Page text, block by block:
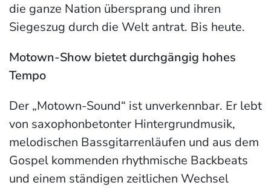
die ganze Nation übersprang und ihren
Siegeszug durch die Welt antrat. Bis heute.
Motown-Show bietet durchgängig hohes
Tempo
Der „Motown-Sound“ ist unverkennbar. Er lebt
von saxophonbetonter Hintergrundmusik,
melodischen Bassgitarrenläufen und aus dem
Gospel kommenden rhythmische Backbeats
und einem ständigen zeitlichen Wechsel